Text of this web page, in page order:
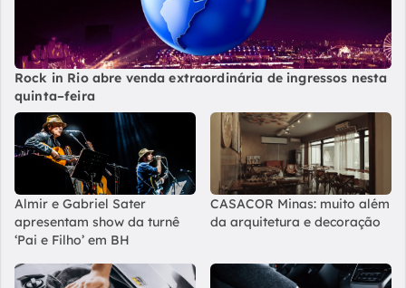
Rock in Rio abre venda extraordinária de ingressos nesta
quinta–feira
Almir e Gabriel Sater
apresentam show da turnê
‘Pai e Filho’ em BH
CASACOR Minas: muito além
da arquitetura e decoração